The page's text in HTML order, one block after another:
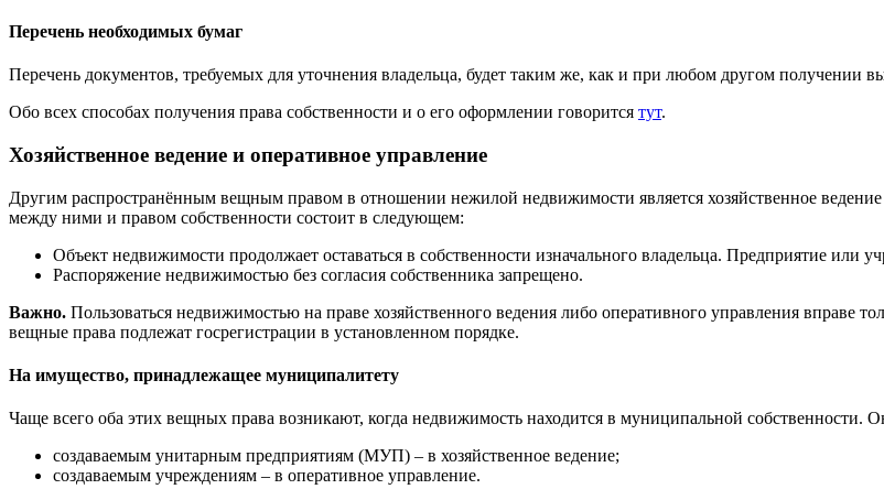
Перечень необходимых бумаг
Перечень документов, требуемых для уточнения владельца, будет таким же, как и при любом другом получении
Обо всех способах получения права собственности и о его оформлении говорится тут.
Хозяйственное ведение и оперативное управление
Другим распространённым вещным правом в отношении нежилой недвижимости является хозяйственное
между ними и правом собственности состоит в следующем:
Объект недвижимости продолжает оставаться в собственности изначального владельца. Предприятие
Распоряжение недвижимостью без согласия собственника запрещено.
Важно. Пользоваться недвижимостью на праве хозяйственного ведения либо оперативного управления вправе
вещные права подлежат госрегистрации в установленном порядке.
На имущество, принадлежащее муниципалитету
Чаще всего оба этих вещных права возникают, когда недвижимость находится в муниципальной
создаваемым унитарным предприятиям (МУП) – в хозяйственное ведение;
создаваемым учреждениям – в оперативное управление.